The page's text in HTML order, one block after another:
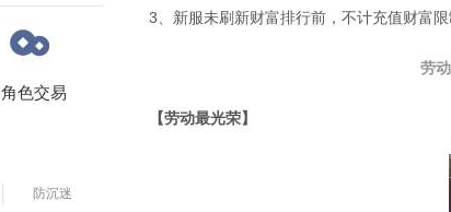
角色交易
防沉迷
3、新服未刷新财富排行前，不计充值财富限
劳
【劳动最光荣】